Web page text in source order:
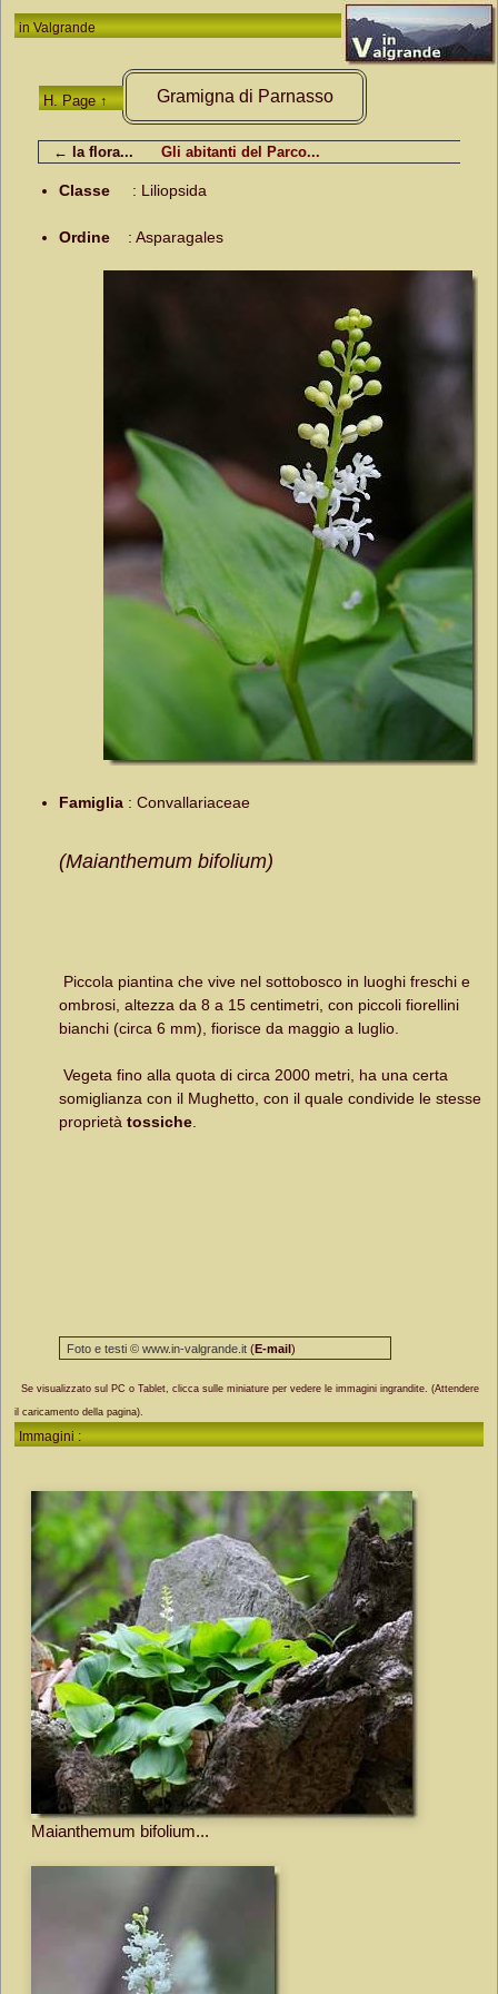
in Valgrande
H. Page ↑ Gramigna di Parnasso
← la flora... Gli abitanti del Parco...
Classe : Liliopsida
Ordine : Asparagales
Famiglia : Convallariaceae
(Maianthemum bifolium)
Piccola piantina che vive nel sottobosco in luoghi freschi e
ombrosi, altezza da 8 a 15 centimetri, con piccoli fiorellini
bianchi (circa 6 mm), fiorisce da maggio a luglio.
Vegeta fino alla quota di circa 2000 metri, ha una certa
somiglianza con il Mughetto, con il quale condivide le stesse
proprietà tossiche
Foto e testi © www.in-valgrande.it (E-mail)
Se visualizzato sul PC o Tablet, clicca sulle miniature per vedere le immagini ingrandite. (Attendere
il caricamento della pagina).
Immagini :
Maianthemum bifolium...